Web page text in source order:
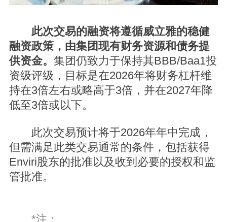
此次交易的融资将遵循威立雅的稳健
融资政策，由集团现有财务资源和债务提
供资金。 集团仍致力于保持其BBB/Baa1投
资级评级，目标是在2026年将财务杠杆维
持在3倍左右或略高于3倍，并在2027年降
低至3倍或以下。
此次交易预计将于2026年年中完成，
但需满足此类交易通常的条件，包括获得
Enviri股东的批准以及收到必要的授权和监
管批准。